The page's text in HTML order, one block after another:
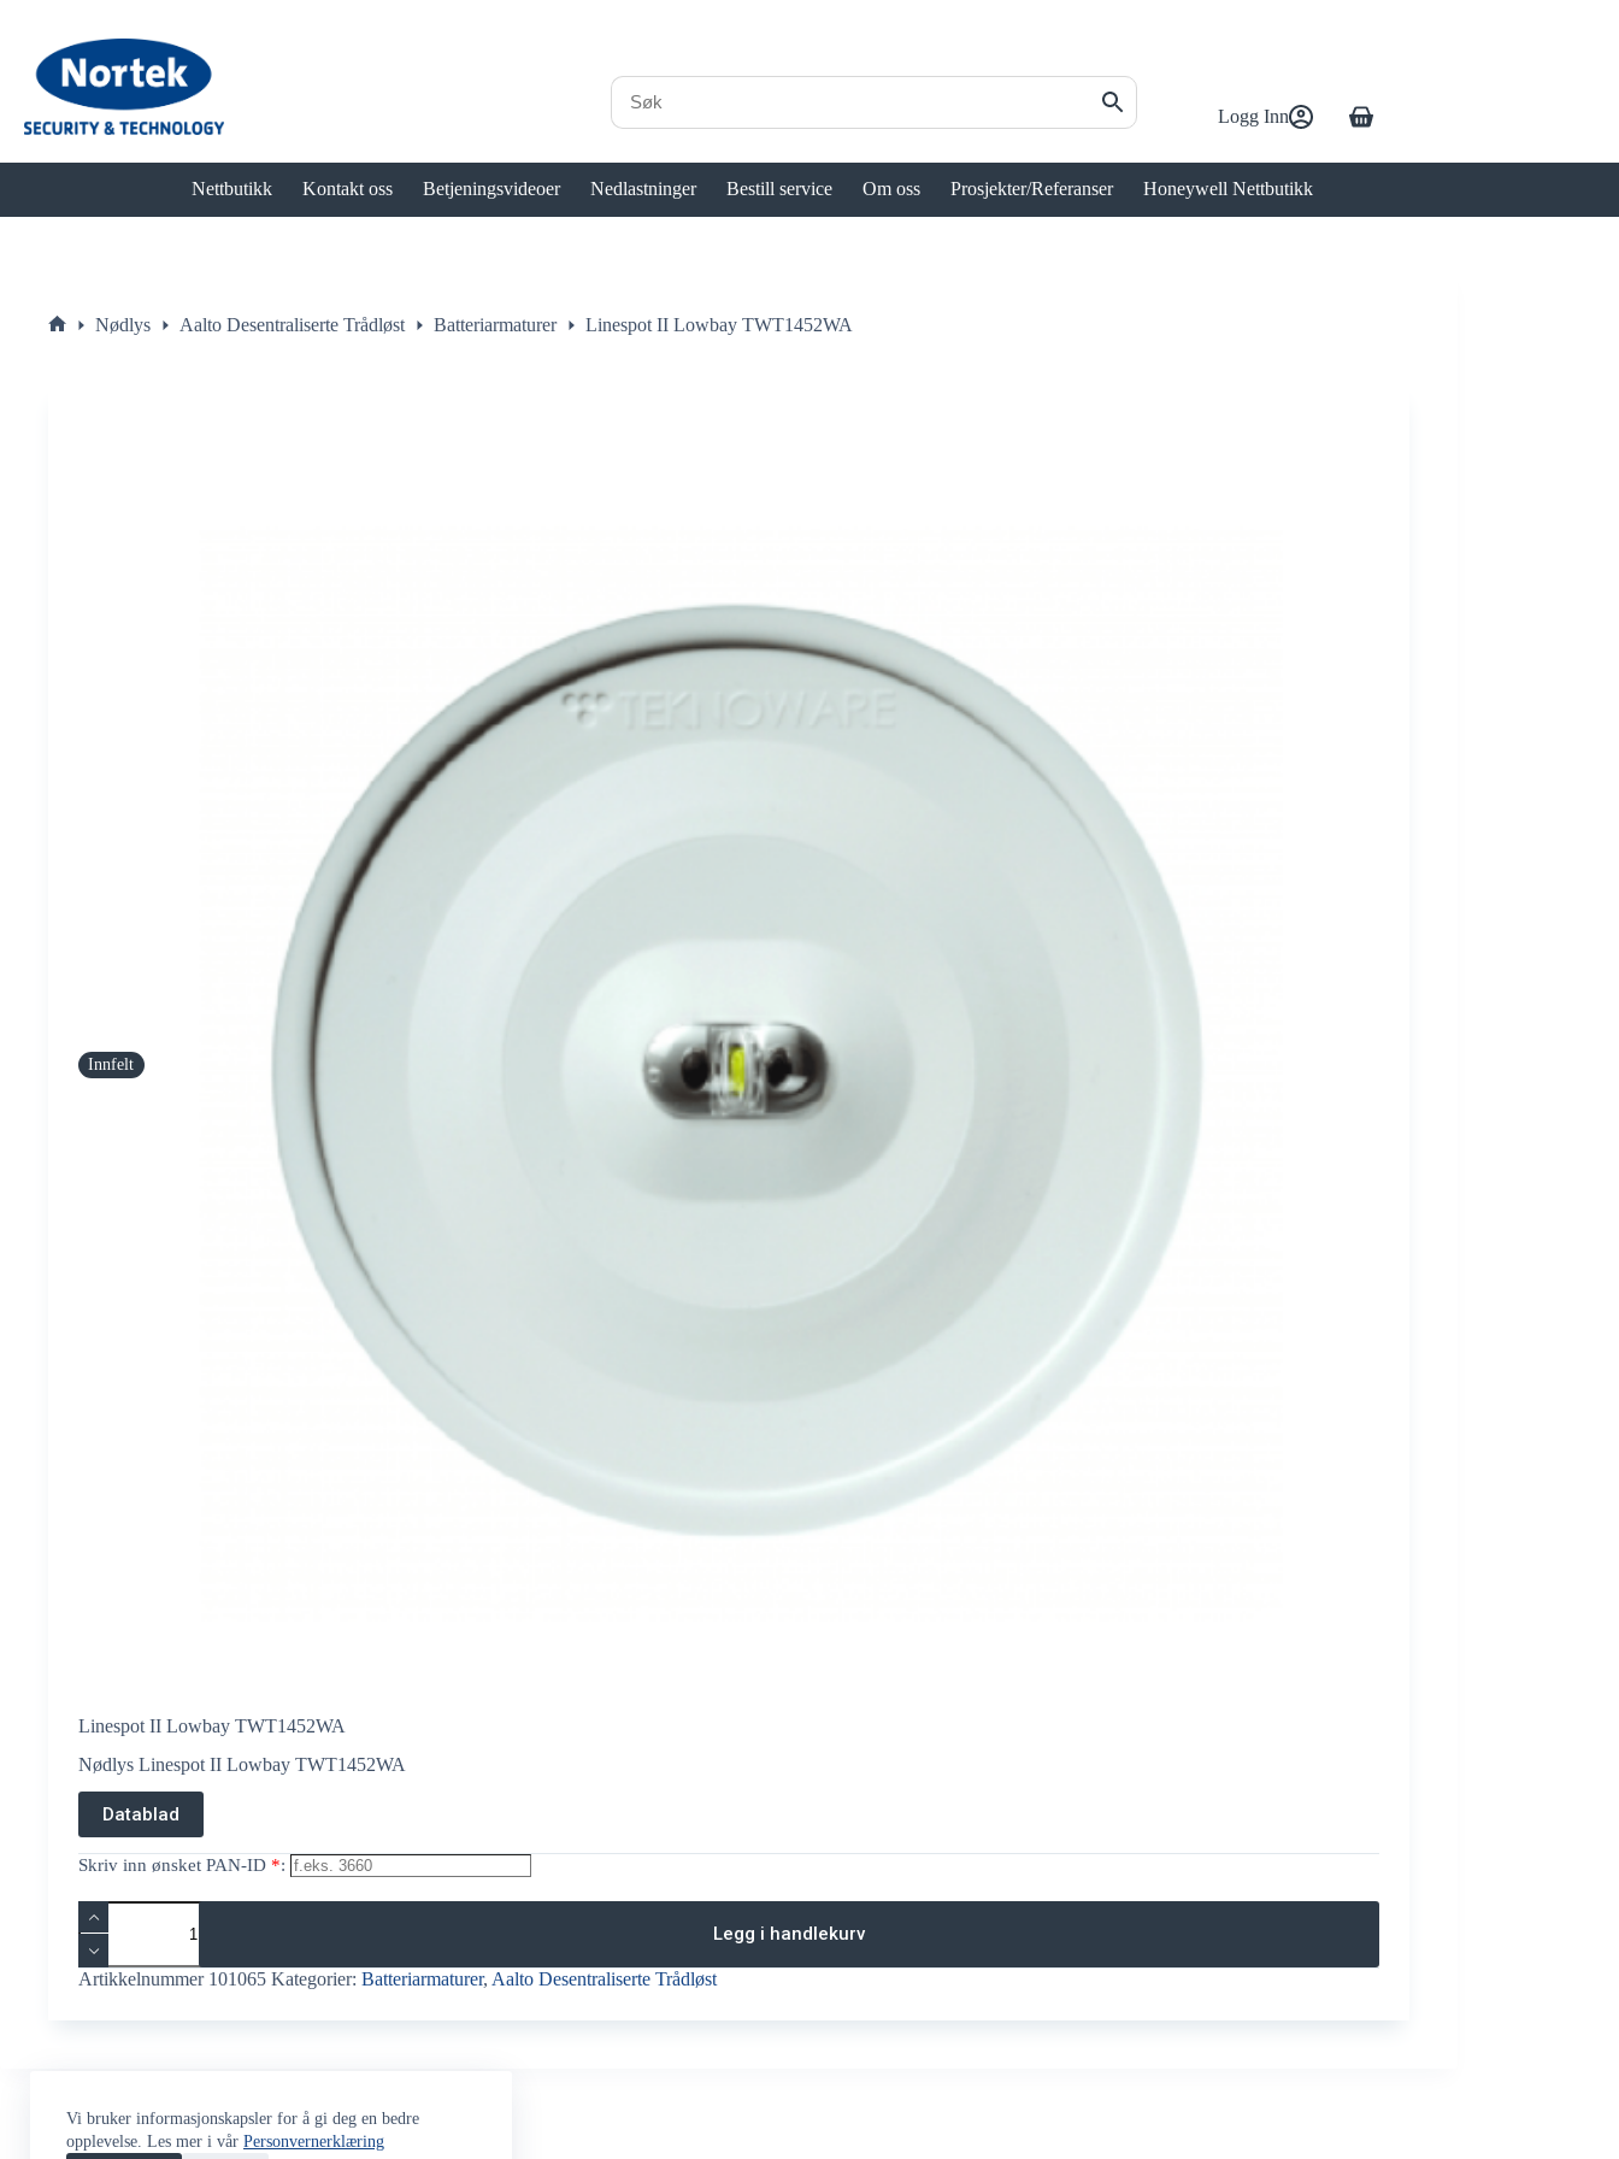
innholdet
Vi bruker informasjonskapsler for å gi deg en bedre
opplevelse. Les mer i vår Personvernerklæring
Logg Inn Handlekurv
Nettbutikk Kontakt oss Betjeningsvideoer Nedlastninger Bestill service Om oss Prosjekter/Referanser Honeywell Nettbutikk
Nødlys Aalto Desentraliserte Trådløst Batteriarmaturer Linespot II Lowbay TWT1452WA
Innfelt
Linespot II Lowbay TWT1452WA
Nødlys Linespot II Lowbay TWT1452WA
Datablad
Skriv inn ønsket PAN-ID *:
Linespot
II
Lowbay
TWT1452WA
antall
Legg i handlekurv
Artikkelnummer 101065 Kategorier: Batteriarmaturer, Aalto Desentraliserte Trådløst